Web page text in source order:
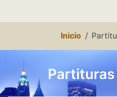
Inicio
Presentación
Inicio